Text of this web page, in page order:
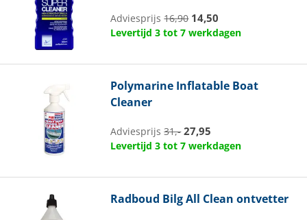
Adviesprijs16,90 14,50
Levertijd 3 tot 7 werkdagen
Polymarine Inflatable Boat
Cleaner
Adviesprijs31,- 27,95
Levertijd 3 tot 7 werkdagen
Radboud Bilg All Clean ontvetter